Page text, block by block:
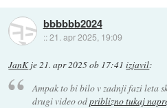
bbbbbb2024
::21. apr 2025, 19:09
JanKje21. apr 2025 ob 17:41 izjavil:
Ampak to bi bilo v zadnji fazi leta
drugi video odpriblizno tukaj